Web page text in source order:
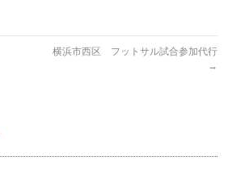
横浜市西区 フットサル試合参加代行
→